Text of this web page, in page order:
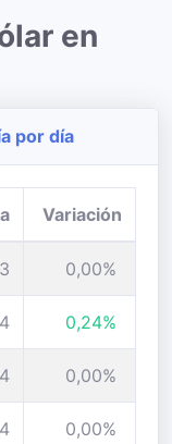
en
por día
Variación
0,00%
0,24%
0,00%
0,00%